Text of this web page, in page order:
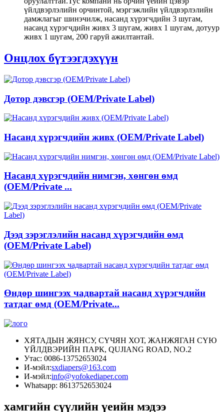
үйлдвэрлэлийн орчинтой, мэргэжлийн үйлдвэрлэлийн
дамжлагыг шинэчилж, насанд хүрэгчдийн 3 шугам,
насанд хүрэгчдийн живх 3 шугам, живх 1 шугам, дотуур
живх 1 шугам, 200 гаруй ажилтантай.
Онцлох бүтээгдэхүүн
Дотор дэвсгэр (OEM/Private Label)
Насанд хүрэгчдийн живх (OEM/Private Label)
Насанд хүрэгчдийн нимгэн, хөнгөн өмд
(OEM/Private ...
Дээд зэрэглэлийн насанд хүрэгчдийн өмд
(OEM/Private Label)
Өндөр шингээх чадвартай насанд хүрэгчдийн
татдаг өмд (OEM/Private...
ХЯТАДЫН ЖЯНСУ, СҮЧЯН ХОТ, ЖАНЖЯГАН СҮЮ
ҮЙЛДВЭРИЙН ПАРК, QUJIANG ROAD, NO.2
Утас: 0086-13752653024
И-мэйл:sxdiapers@163.com
И-мэйл:info@yofokediaper.com
Whatsapp: 8613752653024
хамгийн сүүлийн үеийн мэдээ